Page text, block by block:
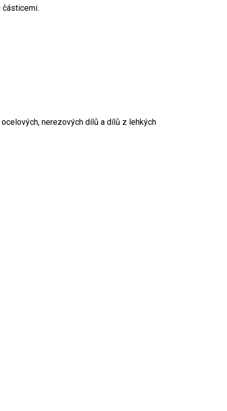
částicemi.
nerezových dílů a dílů z lehkých